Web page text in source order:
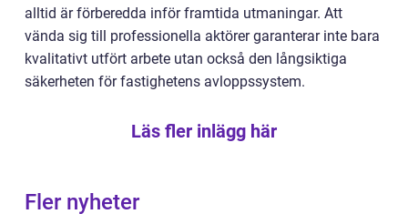
alltid är förberedda inför framtida utmaningar. Att
vända sig till professionella aktörer garanterar inte bara
kvalitativt utfört arbete utan också den långsiktiga
säkerheten för fastighetens avloppssystem.
Läs fler inlägg här
Fler nyheter